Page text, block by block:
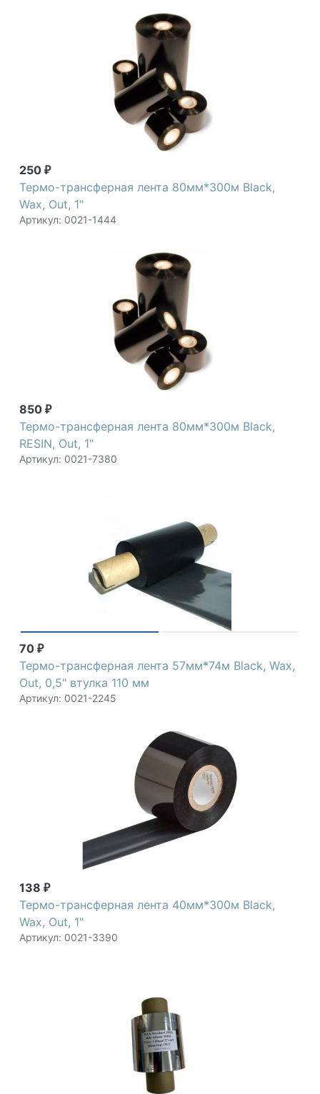
250 ₽
Термо-трансферная лента 80мм*300м Black,
Wax, Out, 1"
Артикул: 0021-1444
850 ₽
Термо-трансферная лента 80мм*300м Black,
RESIN, Out, 1"
Артикул: 0021-7380
70 ₽
Термо-трансферная лента 57мм*74м Black, Wax,
Out, 0,5" втулка 110 мм
Артикул: 0021-2245
138 ₽
Термо-трансферная лента 40мм*300м Black,
Wax, Out, 1"
Артикул: 0021-3390